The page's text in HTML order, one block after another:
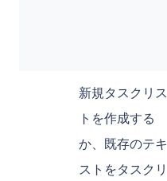
新規タスクリス
トを作成する
か、既存のテキ
ストをタスクリ